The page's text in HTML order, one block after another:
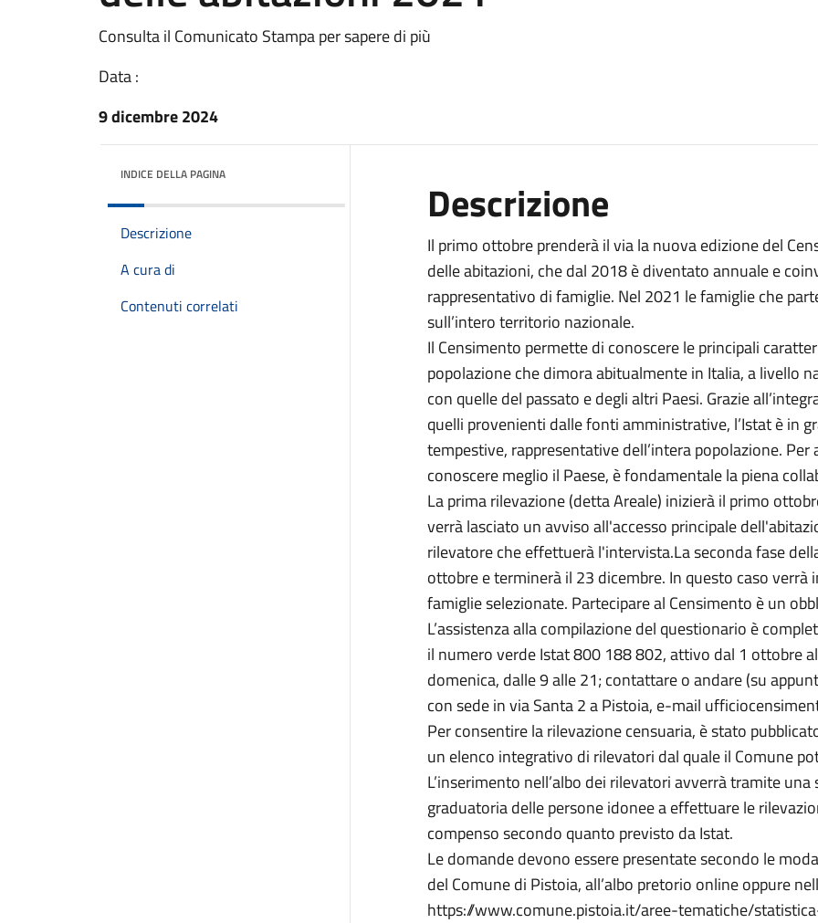
Consulta il Comunicato Stampa per sapere di più
Data :
9 dicembre 2024
INDICE DELLA PAGINA
Descrizione
A cura di
Contenuti correlati
Descrizione
Il primo ottobre prenderà il via la nuova edizione del
delle abitazioni, che dal 2018 è diventato annuale e
rappresentativo di famiglie. Nel 2021 le famiglie che
sull’intero territorio nazionale.
Il Censimento permette di conoscere le principali
popolazione che dimora abitualmente in Italia, a livello
con quelle del passato e degli altri Paesi. Grazie
quelli provenienti dalle fonti amministrative, l’Istat è in
tempestive, rappresentative dell’intera popolazione.
conoscere meglio il Paese, è fondamentale la piena
La prima rilevazione (detta Areale) inizierà il primo
verrà lasciato un avviso all'accesso principale
rilevatore che effettuerà l'intervista.La seconda fase
ottobre e terminerà il 23 dicembre. In questo caso
famiglie selezionate. Partecipare al Censimento è un
L’assistenza alla compilazione del questionario è
il numero verde Istat 800 188 802, attivo dal 1 ottobre
domenica, dalle 9 alle 21; contattare o andare (su
con sede in via Santa 2 a Pistoia, e-mail
Per consentire la rilevazione censuaria, è stato
un elenco integrativo di rilevatori dal quale il Comune
L’inserimento nell’albo dei rilevatori avverrà tramite
graduatoria delle persone idonee a effettuare le
compenso secondo quanto previsto da Istat.
Le domande devono essere presentate secondo le
del Comune di Pistoia, all’albo pretorio online oppure
https://www.comune.pistoia.it/aree-tematiche/